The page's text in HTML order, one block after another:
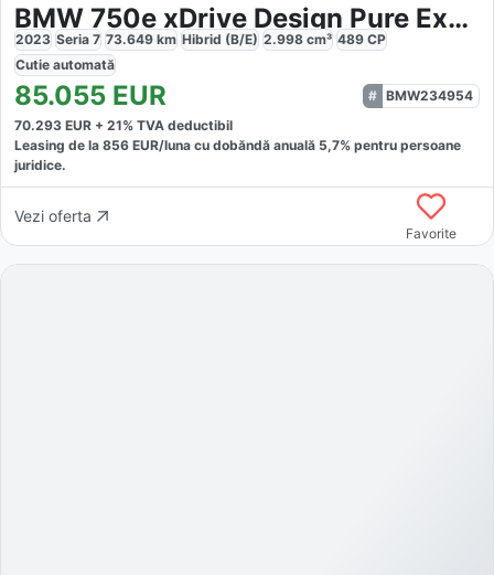
BMW 750e xDrive Design Pure Excellence
2023 Seria 7 73.649 km Hibrid (B/E) 2.998 cm³ 489 CP
Cutie automată
85.055 EUR
BMW234954
70.293 EUR + 21% TVA deductibil
Leasing de la 856 EUR/luna cu dobăndă anuală 5,7% pentru persoane
juridice.
Vezi oferta
Favorite